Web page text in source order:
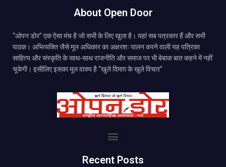
About Open Door
“ओपन डोर” एक ऐसा मंच है जो सभी के लिए खुला है। यहां सब पत्रकार हैं और सभी
पाठक। अभिव्यक्ति जैसे मूल अधिकार का अक्षरशः पालन करने वाली यह पत्रिका
साहित्य और संस्कृति के साथ-साथ राजनीति और समाज पर भी बेबाक बात कहने में नहीं
चूकेगी। इसीलिए इसका मूल वाक्य है “खुले दिमाग़ के खुले विचार”
Recent Posts